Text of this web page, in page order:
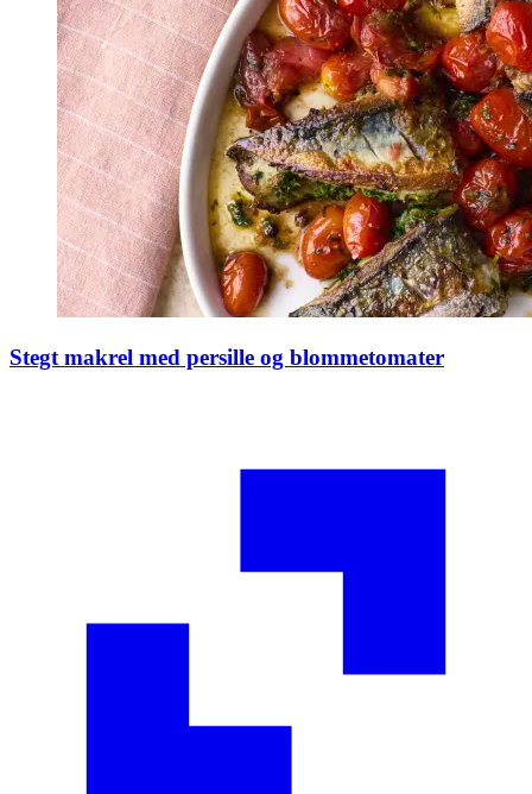
Stegt makrel med persille og blommetomater